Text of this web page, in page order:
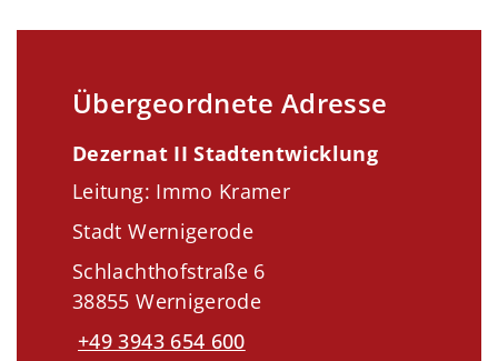
Übergeordnete Adresse
Dezernat II Stadtentwicklung
Leitung: Immo Kramer
Stadt Wernigerode
Schlachthofstraße 6
38855 Wernigerode
+49 3943 654 600